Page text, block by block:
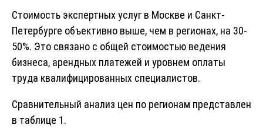
Стоимость экспертных услуг в Москве и Санкт-
Петербурге объективно выше, чем в регионах, на 30-
50%. Это связано с общей стоимостью ведения
бизнеса, арендных платежей и уровнем оплаты
труда квалифицированных специалистов.
Сравнительный анализ цен по регионам представлен
в таблице 1.